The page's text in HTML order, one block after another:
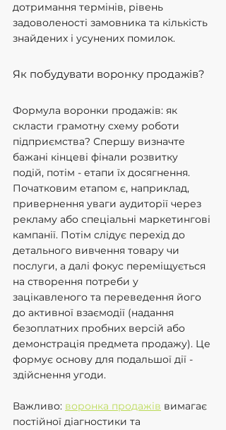
дотримання термінів, рівень
задоволеності замовника та кількість
знайдених і усунених помилок.
Як побудувати воронку продажів?
Формула воронки продажів: як
скласти грамотну схему роботи
підприємства? Спершу визначте
бажані кінцеві фінали розвитку
подій, потім - етапи їх досягнення.
Початковим етапом є, наприклад,
привернення уваги аудиторії через
рекламу або спеціальні маркетингові
кампанії. Потім слідує перехід до
детального вивчення товару чи
послуги, а далі фокус переміщується
на створення потреби у
зацікавленого та переведення його
до активної взаємодії (надання
безоплатних пробних версій або
демонстрація предмета продажу). Це
формує основу для подальшої дії -
здійснення угоди.
Важливо: воронка продажів вимагає
постійної діагностики та